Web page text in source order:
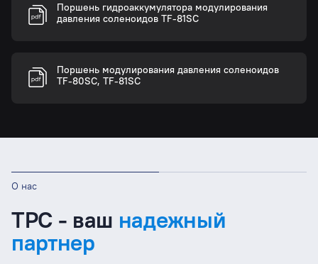
Поршень гидроаккумулятора модулирования
давления соленоидов TF-81SC
Поршень модулирования давления соленоидов
TF-80SC, TF-81SC
О нас
ТРС - ваш надежный
партнер